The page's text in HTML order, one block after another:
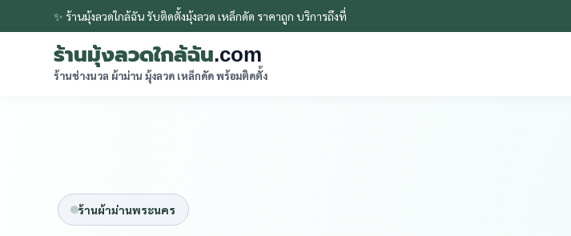
✨ ร้านมุ้งลวดใกล้ฉัน รับติดตั้งมุ้งลวด เหล็กดัด ราคาถูก บริการถึงที่
ร้านมุ้งลวดใกล้ฉัน.com
ร้านช่างนวล ผ้าม่าน มุ้งลวด เหล็กดัด พร้อมติดตั้ง
ร้านผ้าม่านพระนคร